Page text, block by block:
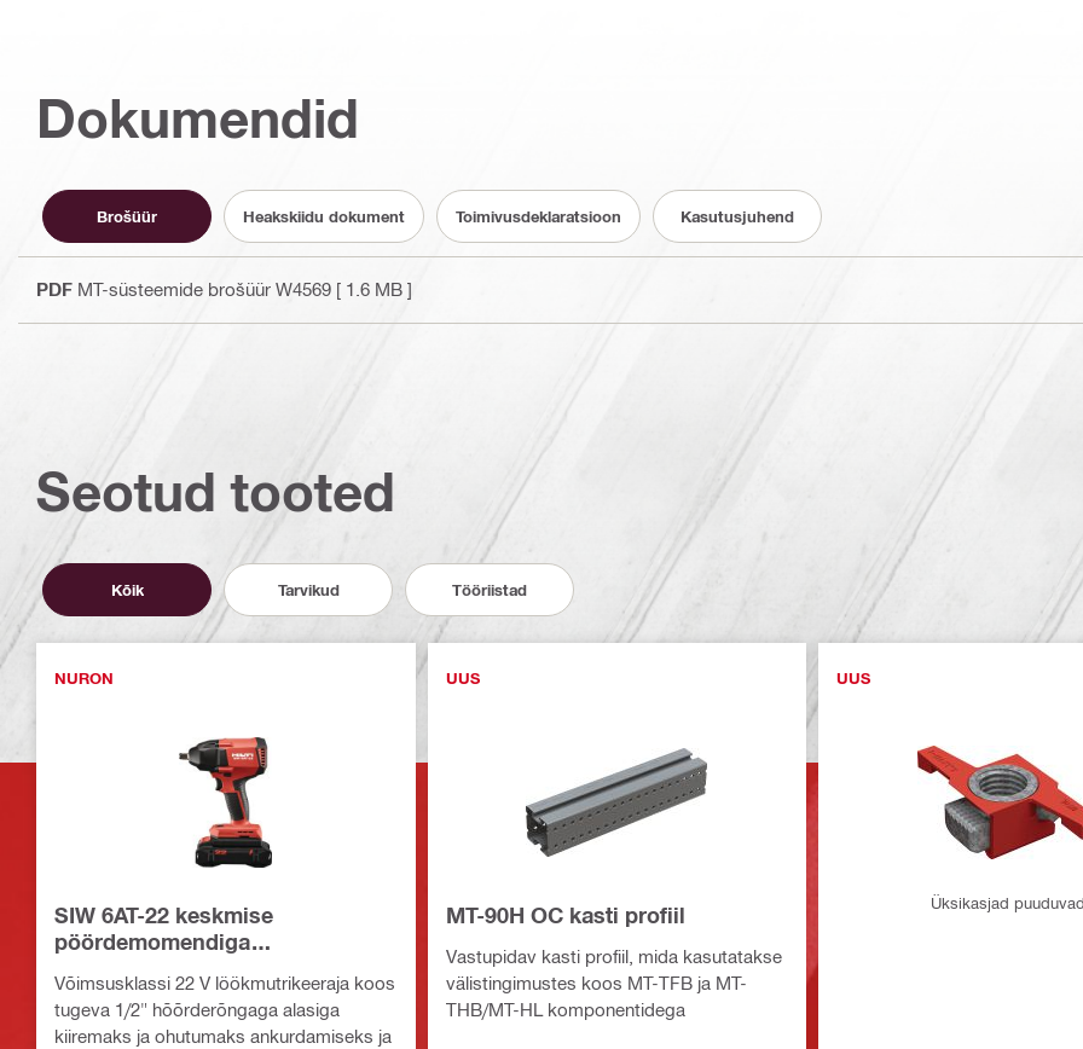
Dokumendid
Brošüür Heakskiidu dokument Toimivusdeklaratsioon Kasutusjuhend
PDF MT-süsteemide brošüür W4569 [ 1.6 MB ]
Seotud tooted
Kõik Tarvikud Tööriistad
NURON
SIW 6AT-22 keskmise
pöördemomendiga
Võimsusklassi 22 V löökmutrikeeraja koos
tugeva 1/2" hõõrderõngaga alasiga
kiiremaks ja ohutumaks ankurdamiseks ja
UUS
MT-90H OC kasti profiil
Vastupidav kasti profiil, mida kasutatakse
välistingimustes koos MT-TFB ja MT-
THB/MT-HL komponentidega
UUS
Üksikasjad puuduvad